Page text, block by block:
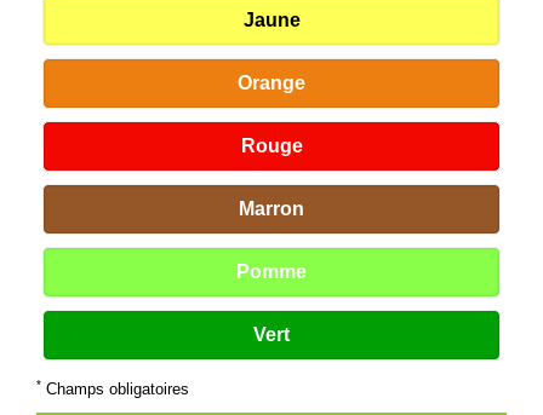
Jaune
Orange
Rouge
Marron
Pomme
Vert
* Champs obligatoires